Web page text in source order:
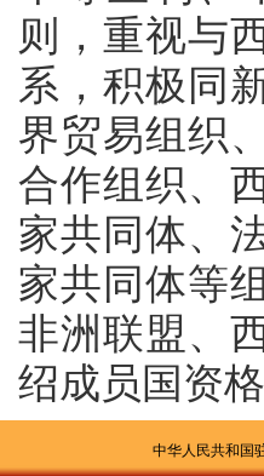
则，重视与
系，积极同
界贸易组织
合作组织、
家共同体、
家共同体等
非洲联盟、
绍成员国资
中华人民共和国